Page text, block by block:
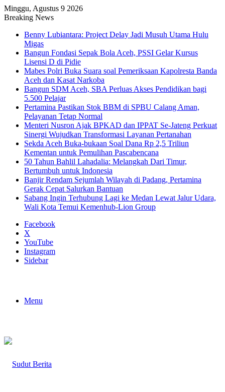
Minggu, Agustus 9 2026
Breaking News
Benny Lubiantara: Project Delay Jadi Musuh Utama Hulu
Migas
Bangun Fondasi Sepak Bola Aceh, PSSI Gelar Kursus
Lisensi D di Pidie
Mabes Polri Buka Suara soal Pemeriksaan Kapolresta Banda
Aceh dan Kasat Narkoba
Bangun SDM Aceh, SBA Perluas Akses Pendidikan bagi
5.500 Pelajar
Pertamina Pastikan Stok BBM di SPBU Calang Aman,
Pelayanan Tetap Normal
Menteri Nusron Ajak BPKAD dan IPPAT Se-Jateng Perkuat
Sinergi Wujudkan Transformasi Layanan Pertanahan
Sekda Aceh Buka-bukaan Soal Dana Rp 2,5 Triliun
Kementan untuk Pemulihan Pascabencana
50 Tahun Bahlil Lahadalia: Melangkah Dari Timur,
Bertumbuh untuk Indonesia
Banjir Rendam Sejumlah Wilayah di Padang, Pertamina
Gerak Cepat Salurkan Bantuan
Sabang Ingin Terhubung Lagi ke Medan Lewat Jalur Udara,
Wali Kota Temui Kemenhub-Lion Group
Facebook
X
YouTube
Instagram
Sidebar
Menu